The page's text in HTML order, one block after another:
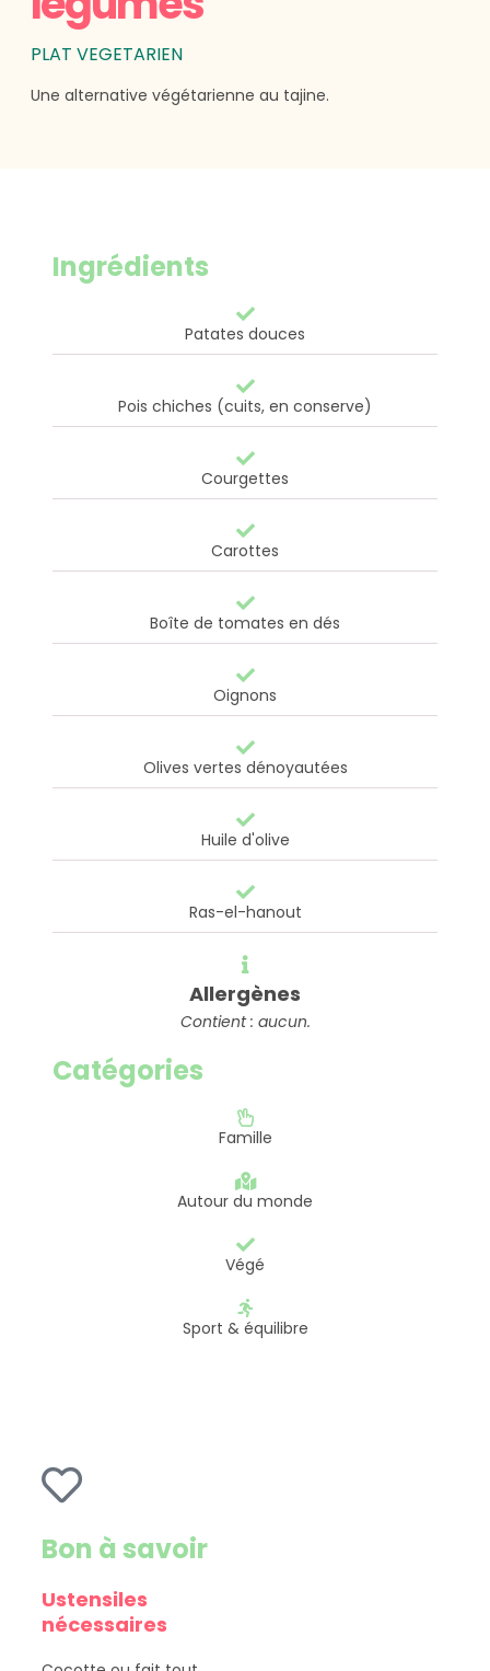
PLAT VEGETARIEN
Une alternative végétarienne au tajine.
Ingrédients
Patates douces
Pois chiches (cuits, en conserve)
Courgettes
Carottes
Boîte de tomates en dés
Oignons
Olives vertes dénoyautées
Huile d'olive
Ras-el-hanout
Allergènes
Contient : aucun.
Catégories
Famille
Autour du monde
Végé
Sport & équilibre
Bon à savoir
Ustensiles
nécessaires